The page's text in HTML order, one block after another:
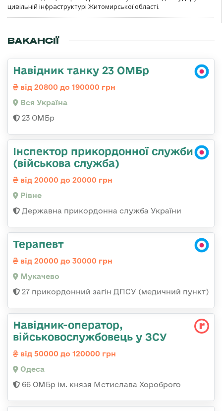
цивільній інфраструктурі Житомирської області.
ВАКАНСІЇ
Навідник танку 23 ОМБр
від 20800 до 190000 грн
Вся Україна
23 ОМБр
Інспектор прикордонної служби
(військова служба)
від 20000 до 20000 грн
Рівне
Державна прикордонна служба України
Терапевт
від 20000 до 30000 грн
Мукачево
27 прикордонний загін ДПСУ (медичний пункт)
Навідник-оператор,
військовослужбовець у ЗСУ
від 50000 до 120000 грн
Одеса
66 ОМБр ім. князя Мстислава Хороброго